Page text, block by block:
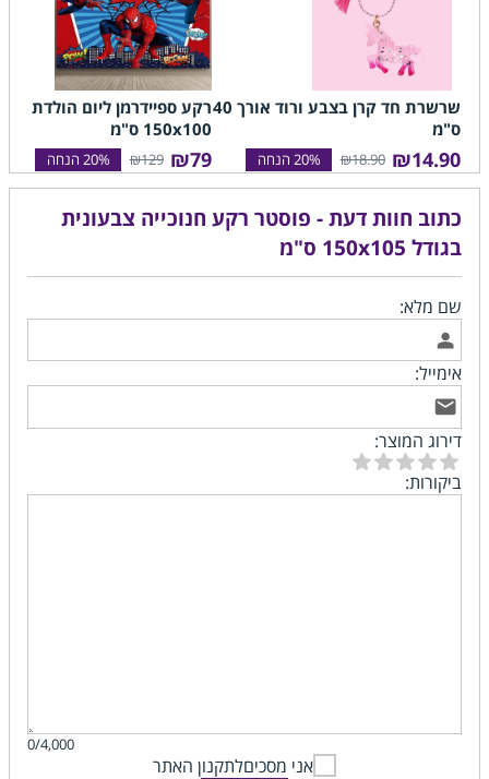
כתוב חוות דעת - פוסטר רקע חנוכייה צבעונית
בגודל 150x105 ס"מ
שם מלא:
אימייל:
דירוג המוצר:
ביקורות:
0/4,000
אני מסכיםלתקנון האתר
שרשרת חד קרן בצבע ורוד אורך 40
ס"מ
₪14.90
₪18.90
רקע ספיידרמן ליום הולדת
150x100 ס"מ
₪79
₪129